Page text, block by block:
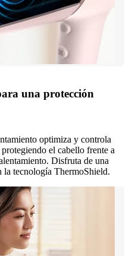
una protección
optimiza y controla
el cabello frente a
Disfruta de una
la tecnología ThermoShield.